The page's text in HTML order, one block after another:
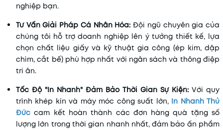
nghiệp bạn.
Tư Vấn Giải Pháp Cá Nhân Hóa: Đội ngũ chuyên gia của
chúng tôi hỗ trợ doanh nghiệp lên ý tưởng thiết kế, lựa
chọn chất liệu giấy và kỹ thuật gia công (ép kim, dập
chìm, cắt bế) phù hợp nhất với ngân sách và thông điệp
tri ân.
Tốc Độ "In Nhanh" Đảm Bảo Thời Gian Sự Kiện: Với quy
trình khép kín và máy móc công suất lớn, In Nhanh Thủ
Đức cam kết hoàn thành các đơn hàng quà tặng số
lượng lớn trong thời gian nhanh nhất, đảm bảo ấn phẩm